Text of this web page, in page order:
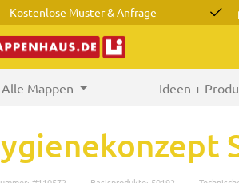
Kostenlose Muster & Anfrage
Alle Mappen (current) Ideen +